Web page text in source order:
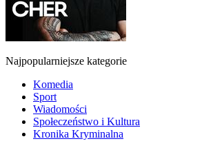
Najpopularniejsze kategorie
Komedia
Sport
Wiadomości
Społeczeństwo i Kultura
Kronika Kryminalna